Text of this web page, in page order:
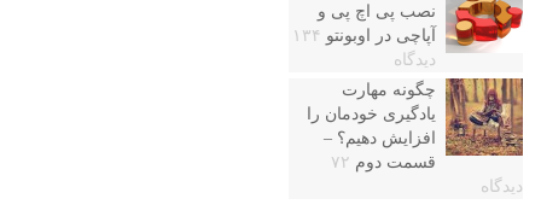
نصب پی اچ پی و
آپاچی در اوبونتو ۱۳۴
دیدگاه
چگونه مهارت
یادگیری خودمان را
افزایش دهیم؟ –
قسمت دوم ۷۲
دیدگاه